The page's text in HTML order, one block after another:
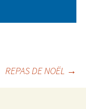
REPAS DE NOËL →